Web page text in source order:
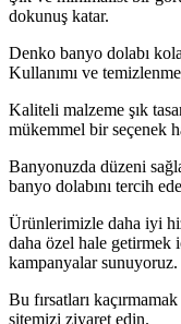
dokunuş katar.
Denko banyo dolabı
Kullanımı ve
Kaliteli malzeme şık
mükemmel bir seçenek
Banyonuzda düzeni
banyo dolabını tercih
Ürünlerimizle daha iyi
daha özel hale getirmek
kampanyalar sunuyoruz.
Bu fırsatları
sitemizi ziyaret edin.